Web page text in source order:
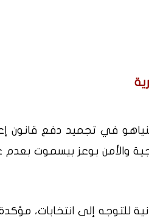
في تجميد دفع قانون
والأمن بوعز بيسموت
للتوجه إلى انتخابات،